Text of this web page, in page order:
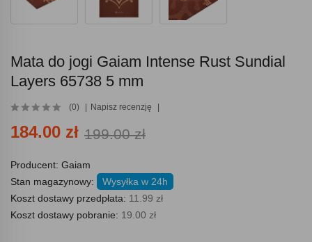
Mata do jogi Gaiam Intense Rust Sundial
Layers 65738 5 mm
(0) Napisz recenzję
184.00 zł 199.00 zł
Producent: Gaiam
Stan magazynowy:
Wysyłka w 24h
Koszt dostawy przedpłata: 11.99 zł
Koszt dostawy pobranie: 19.00 zł